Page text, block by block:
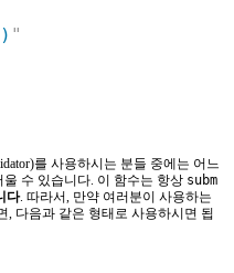
"
를 사용하시는 분들 중에는 어느
수 있습니다. 이 함수는 항상 subm
다. 따라서, 만약 여러분이 사용하는
, 다음과 같은 형태로 사용하시면 됩